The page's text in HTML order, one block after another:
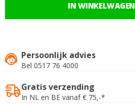
IN WINKELWAGEN
Persoonlijk advies
Bel 0517 76 4000
Gratis verzending
In NL en BE vanaf € 75,-*